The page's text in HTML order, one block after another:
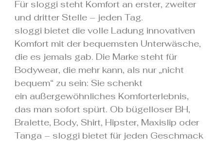
Für sloggi steht Komfort an erster, zweiter
und dritter Stelle – jeden Tag.
sloggi bietet die volle Ladung innovativen
Komfort mit der bequemsten Unterwäsche,
die es jemals gab. Die Marke steht für
Bodywear, die mehr kann, als nur „nicht
bequem“ zu sein: Sie schenkt
ein außergewöhnliches Komforterlebnis,
das man sofort spürt. Ob bügelloser BH,
Bralette, Body, Shirt, Hipster, Maxislip oder
Tanga – sloggi bietet für jeden Geschmack